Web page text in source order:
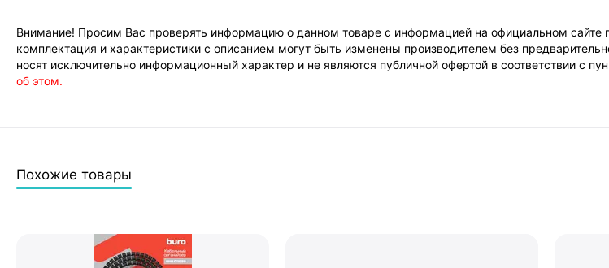
Внимание! Просим Вас проверять информацию о данном товаре с информацией на официальном
комплектация и характеристики с описанием могут быть изменены производителем без
носят исключительно информационный характер и не являются публичной офертой в соответствии с
об этом.
Похожие товары